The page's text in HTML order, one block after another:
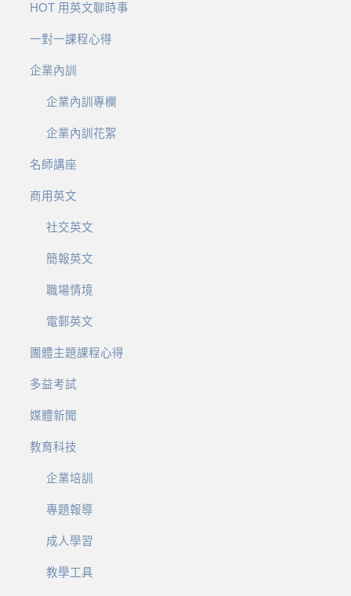
HOT 用英文聊時事
一對一課程心得
企業內訓
企業內訓專欄
企業內訓花絮
名師講座
商用英文
社交英文
簡報英文
職場情境
電郵英文
團體主題課程心得
多益考試
媒體新聞
教育科技
企業培訓
專題報導
成人學習
教學工具